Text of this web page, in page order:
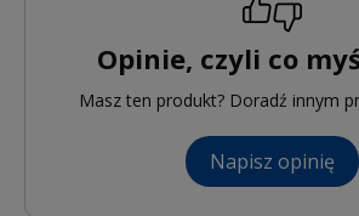
Opinie, czyli co
Masz ten produkt? Doradź innym
Napisz opinię